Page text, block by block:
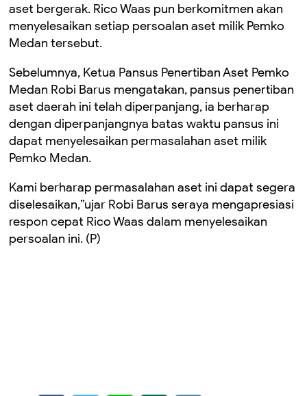
aset bergerak. Rico Waas pun berkomitmen akan
menyelesaikan setiap persoalan aset milik Pemko
Medan tersebut.
Sebelumnya, Ketua Pansus Penertiban Aset Pemko
Medan Robi Barus mengatakan, pansus penertiban
aset daerah ini telah diperpanjang, ia berharap
dengan diperpanjangnya batas waktu pansus ini
dapat menyelesaikan permasalahan aset milik
Pemko Medan.
Kami berharap permasalahan aset ini dapat segera
diselesaikan,”ujar Robi Barus seraya mengapresiasi
respon cepat Rico Waas dalam menyelesaikan
persoalan ini. (P)